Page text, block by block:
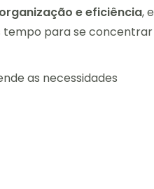
organização e eficiência, e
tempo para se concentrar
as necessidades